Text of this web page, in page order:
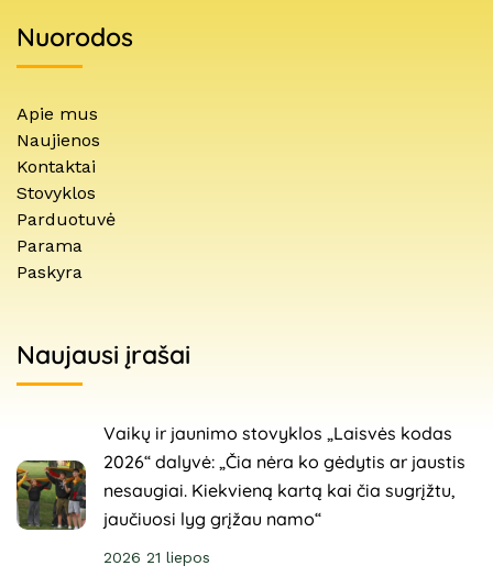
Nuorodos
Apie mus
Naujienos
Kontaktai
Stovyklos
Parduotuvė
Parama
Paskyra
Naujausi įrašai
Vaikų ir jaunimo stovyklos „Laisvės kodas
2026“ dalyvė: „Čia nėra ko gėdytis ar jaustis
nesaugiai. Kiekvieną kartą kai čia sugrįžtu,
jaučiuosi lyg grįžau namo“
2026 21 liepos